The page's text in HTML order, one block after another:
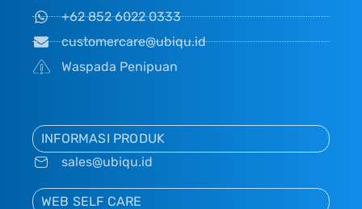
+62 852 6022 0333
customercare@ubiqu.id
Waspada Penipuan
INFORMASI PRODUK
sales@ubiqu.id
WEB SELF CARE